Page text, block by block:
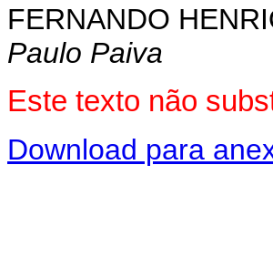
FERNANDO
Paulo Paiva
Este texto não
Download para